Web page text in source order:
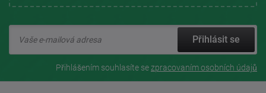
Přihlásit se
Přihlášením souhlasíte sezpracovaním osobních údajů